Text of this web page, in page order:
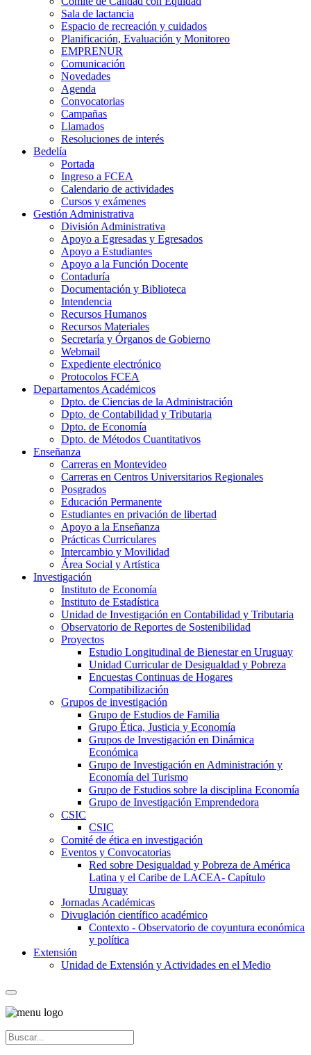
Sala de lactancia
Espacio de recreación y cuidados
Planificación, Evaluación y Monitoreo
EMPRENUR
Comunicación
Novedades
Agenda
Convocatorias
Campañas
Llamados
Resoluciones de interés
Bedelía
Portada
Ingreso a FCEA
Calendario de actividades
Cursos y exámenes
Gestión Administrativa
División Administrativa
Apoyo a Egresadas y Egresados
Apoyo a Estudiantes
Apoyo a la Función Docente
Contaduría
Documentación y Biblioteca
Intendencia
Recursos Humanos
Recursos Materiales
Secretaría y Órganos de Gobierno
Webmail
Expediente electrónico
Protocolos FCEA
Departamentos Académicos
Dpto. de Ciencias de la Administración
Dpto. de Contabilidad y Tributaria
Dpto. de Economía
Dpto. de Métodos Cuantitativos
Enseñanza
Carreras en Montevideo
Carreras en Centros Universitarios Regionales
Posgrados
Educación Permanente
Estudiantes en privación de libertad
Apoyo a la Enseñanza
Prácticas Curriculares
Intercambio y Movilidad
Área Social y Artística
Investigación
Instituto de Economía
Instituto de Estadística
Unidad de Investigación en Contabilidad y Tributaria
Observatorio de Reportes de Sostenibilidad
Proyectos
Estudio Longitudinal de Bienestar en Uruguay
Unidad Curricular de Desigualdad y Pobreza
Encuestas Continuas de Hogares
Compatibilización
Grupos de investigación
Grupo de Estudios de Familia
Grupo Ética, Justicia y Economía
Grupos de Investigación en Dinámica
Económica
Grupo de Investigación en Administración y
Economía del Turismo
Grupo de Estudios sobre la disciplina Economía
Grupo de Investigación Emprendedora
CSIC
CSIC
Comité de ética en investigación
Eventos y Convocatorias
Red sobre Desigualdad y Pobreza de América
Latina y el Caribe de LACEA- Capítulo
Uruguay
Jornadas Académicas
Divuglación científico académico
Contexto - Observatorio de coyuntura económica
y política
Extensión
Unidad de Extensión y Actividades en el Medio